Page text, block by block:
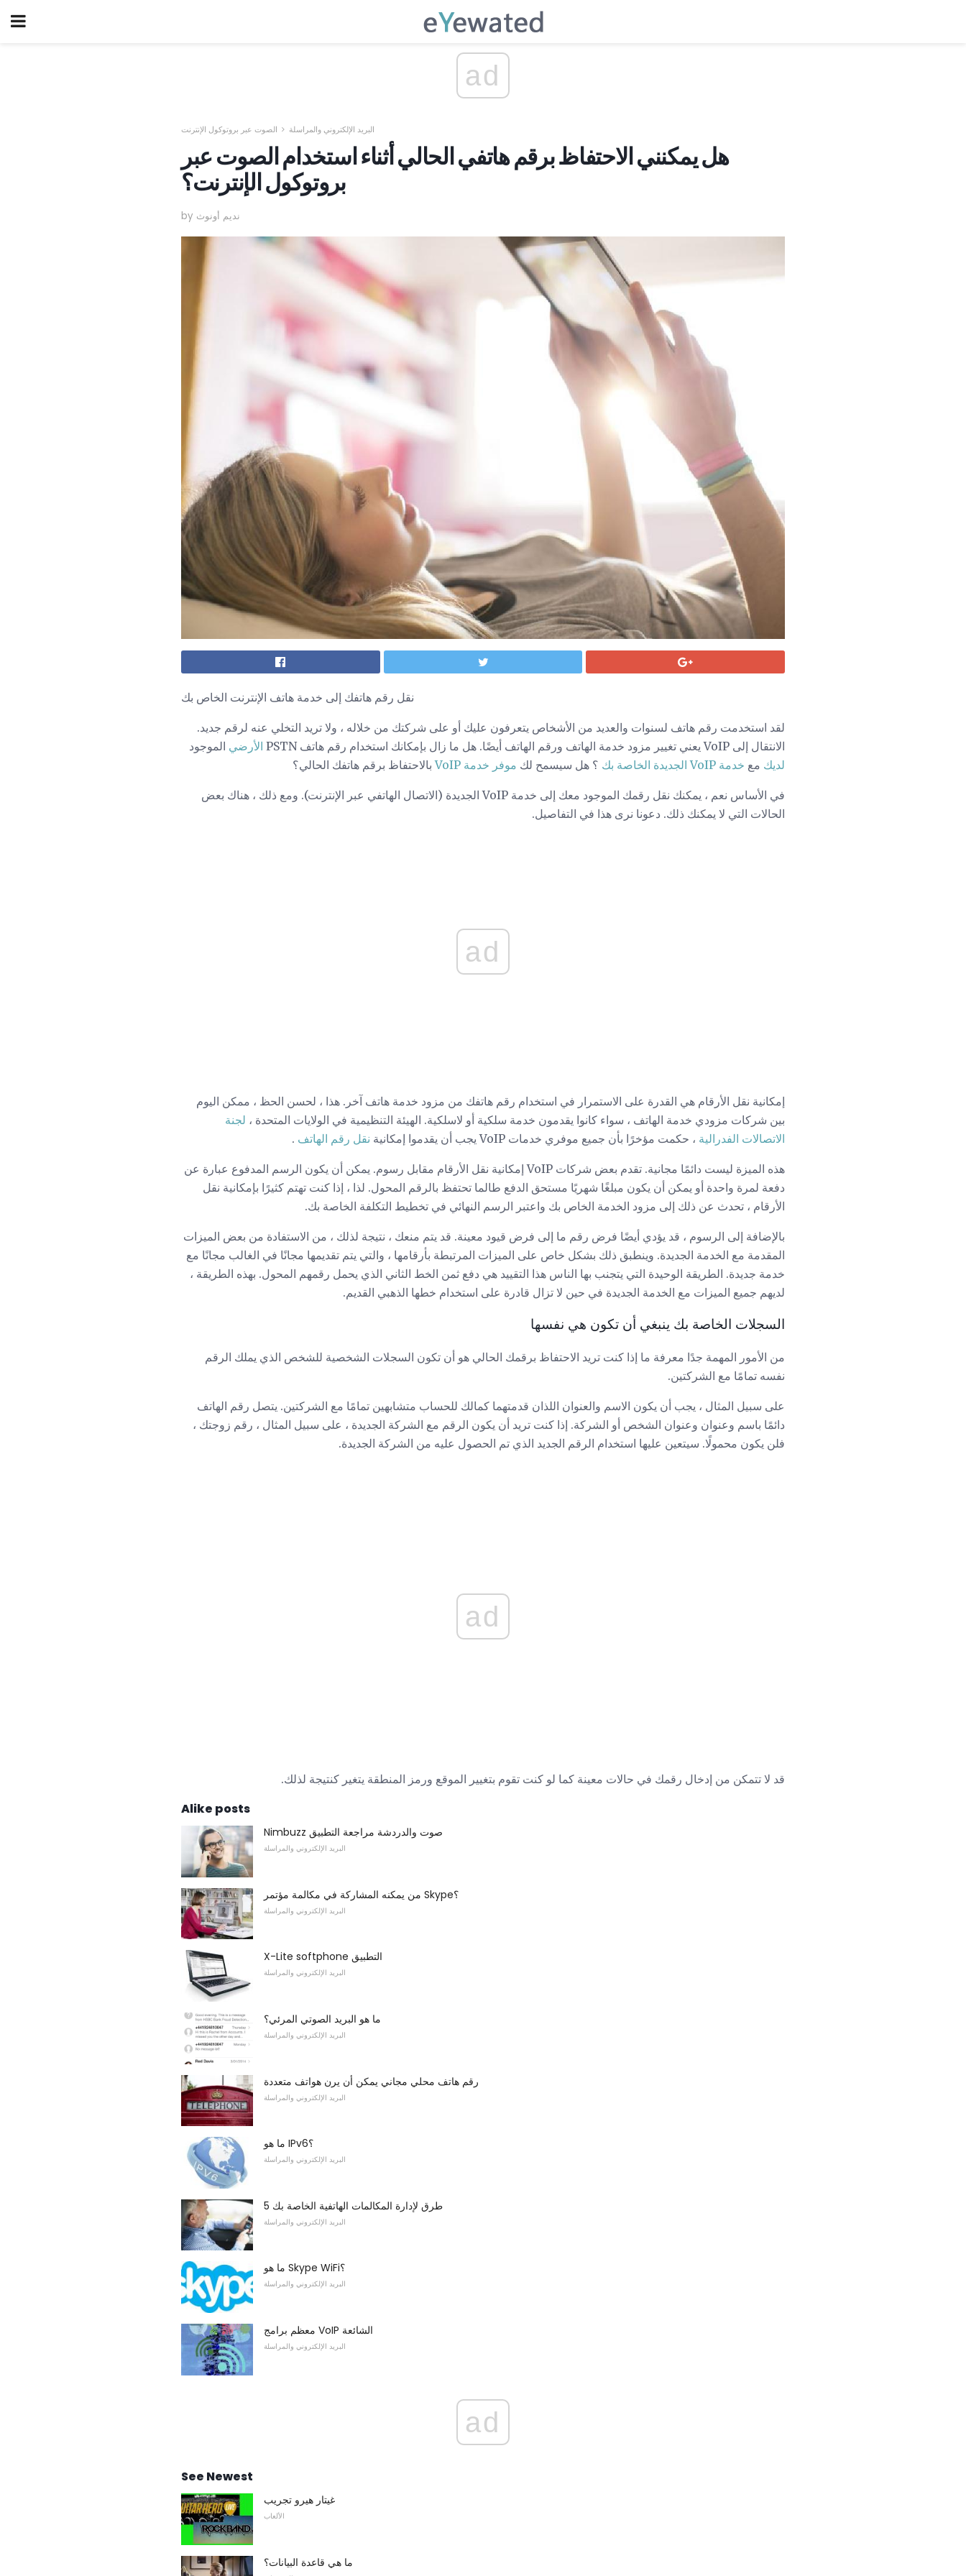
ad
البريد الإلكتروني والمراسلة الصوت عبر بروتوكول الإنترنت
هل يمكنني الاحتفاظ برقم هاتفي الحالي أثناء استخدام الصوت عبر
بروتوكول الإنترنت؟
by نديم أونوث
نقل رقم هاتفك إلى خدمة هاتف الإنترنت الخاص بك
لقد استخدمت رقم هاتف لسنوات والعديد من الأشخاص يتعرفون عليك أو على شركتك من خلاله ، ولا تريد التخلي عنه لرقم جديد.
الانتقال إلى VoIP يعني تغيير مزود خدمة الهاتف ورقم الهاتف أيضًا. هل ما زال بإمكانك استخدام رقم هاتف PSTN
الأرضي الموجود
لديك مع خدمة VoIP الجديدة الخاصة بك ؟ هل سيسمح لك موفر خدمة VoIP بالاحتفاظ برقم هاتفك الحالي؟
في الأساس نعم ، يمكنك نقل رقمك الموجود معك إلى خدمة VoIP الجديدة (الاتصال الهاتفي عبر الإنترنت). ومع ذلك ، هناك بعض
الحالات التي لا يمكنك ذلك. دعونا نرى هذا في التفاصيل.
ad
إمكانية نقل الأرقام هي القدرة على الاستمرار في استخدام رقم هاتفك من مزود خدمة هاتف آخر. هذا ، لحسن الحظ ، ممكن اليوم
بين شركات مزودي خدمة الهاتف ، سواء كانوا يقدمون خدمة سلكية أو لاسلكية. الهيئة التنظيمية في الولايات المتحدة ، لجنة
الاتصالات الفدرالية ، حكمت مؤخرًا بأن جميع موفري خدمات VoIP يجب أن يقدموا إمكانية نقل رقم الهاتف .
هذه الميزة ليست دائمًا مجانية. تقدم بعض شركات VoIP إمكانية نقل الأرقام مقابل رسوم. يمكن أن يكون الرسم المدفوع عبارة عن
دفعة لمرة واحدة أو يمكن أن يكون مبلغًا شهريًا مستحق الدفع طالما تحتفظ بالرقم المحول. لذا ، إذا كنت تهتم كثيرًا بإمكانية نقل
الأرقام ، تحدث عن ذلك إلى مزود الخدمة الخاص بك واعتبر الرسم النهائي في تخطيط التكلفة الخاصة بك.
بالإضافة إلى الرسوم ، قد يؤدي أيضًا فرض رقم ما إلى فرض قيود معينة. قد يتم منعك ، نتيجة لذلك ، من الاستفادة من بعض الميزات
المقدمة مع الخدمة الجديدة. وينطبق ذلك بشكل خاص على الميزات المرتبطة بأرقامها ، والتي يتم تقديمها مجانًا في الغالب مجانًا مع
خدمة جديدة. الطريقة الوحيدة التي يتجنب بها الناس هذا التقييد هي دفع ثمن الخط الثاني الذي يحمل رقمهم المحول. بهذه الطريقة ،
لديهم جميع الميزات مع الخدمة الجديدة في حين لا تزال قادرة على استخدام خطها الذهبي القديم.
السجلات الخاصة بك ينبغي أن تكون هي نفسها
من الأمور المهمة جدًا معرفة ما إذا كنت تريد الاحتفاظ برقمك الحالي هو أن تكون السجلات الشخصية للشخص الذي يملك الرقم
نفسه تمامًا مع الشركتين.
على سبيل المثال ، يجب أن يكون الاسم والعنوان اللذان قدمتهما كمالك للحساب متشابهين تمامًا مع الشركتين. يتصل رقم الهاتف
دائمًا باسم وعنوان وعنوان الشخص أو الشركة. إذا كنت تريد أن يكون الرقم مع الشركة الجديدة ، على سبيل المثال ، رقم زوجتك ،
فلن يكون محمولًا. سيتعين عليها استخدام الرقم الجديد الذي تم الحصول عليه من الشركة الجديدة.
ad
قد لا تتمكن من إدخال رقمك في حالات معينة كما لو كنت تقوم بتغيير الموقع ورمز المنطقة يتغير كنتيجة لذلك.
Alike posts
Nimbuzz صوت والدردشة مراجعة التطبيق
البريد الإلكتروني والمراسلة
من يمكنه المشاركة في مكالمة مؤتمر Skype؟
البريد الإلكتروني والمراسلة
X-Lite softphone التطبيق
البريد الإلكتروني والمراسلة
ما هو البريد الصوتي المرئي؟
البريد الإلكتروني والمراسلة
رقم هاتف محلي مجاني يمكن أن يرن هواتف متعددة
البريد الإلكتروني والمراسلة
ما هو IPv6؟
البريد الإلكتروني والمراسلة
5 طرق لإدارة المكالمات الهاتفية الخاصة بك
البريد الإلكتروني والمراسلة
ما هو Skype WiFi؟
البريد الإلكتروني والمراسلة
معظم برامج VoIP الشائعة
البريد الإلكتروني والمراسلة
ad
See Newest
غيتار هيرو تجريب
الألعاب
ما هي قاعدة البيانات؟